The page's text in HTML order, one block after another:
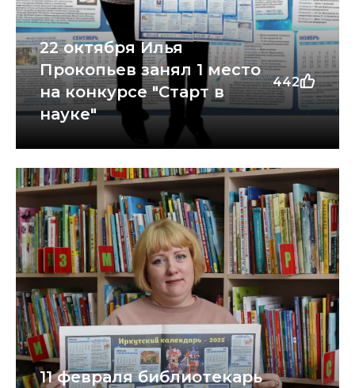
22 октября Илья
Прокопьев занял 1 место
на конкурсе "Старт в
науке"
442
11 февраля библиотекарь